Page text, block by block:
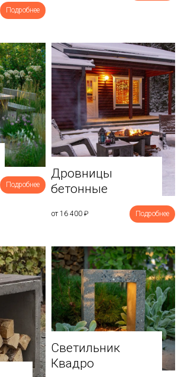
Подробнее
Подробнее
Дровницы
бетонные
от 16 400 ₽ Подробнее
Светильник
Квадро